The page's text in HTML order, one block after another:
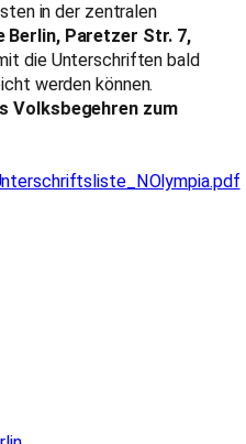
in der zentralen
Berlin, Paretzer Str. 7,
die Unterschriften bald
werden können.
Volksbegehren zum